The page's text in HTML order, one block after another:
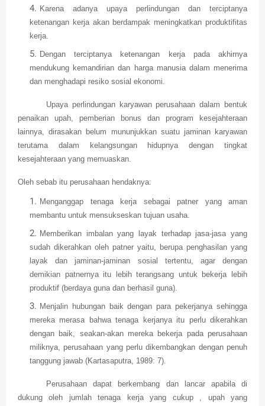
Karena adanya upaya perlindungan dan terciptanya
ketenangan kerja akan berdampak meningkatkan produktifitas
kerja.
Dengan terciptanya ketenangan kerja pada akhirnya
mendukung kemandirian dan harga manusia dalam menerima
dan menghadapi resiko sosial ekonomi.
Upaya perlindungan karyawan perusahaan dalam bentuk
penaikan upah, pemberian bonus dan program kesejahteraan
lainnya, dirasakan belum mununjukkan suatu jaminan karyawan
terutama dalam kelangsungan hidupnya dengan tingkat
kesejahteraan yang memuaskan.
Oleh sebab itu perusahaan hendaknya:
Menganggap tenaga kerja sebagai patner yang aman
membantu untuk mensukseskan tujuan usaha.
Memberikan imbalan yang layak terhadap jasa-jasa yang
sudah dikerahkan oleh patner yaitu, berupa penghasilan yang
layak dan jaminan-jaminan sosial tertentu, agar dengan
demikian patnernya itu lebih terangsang untuk bekerja lebih
produktif (berdaya guna dan berhasil guna).
Menjalin hubungan baik dengan para pekerjanya sehingga
mereka merasa bahwa tenaga kerjanya itu perlu dikerahkan
dengan baik, seakan-akan mereka bekerja pada perusahaan
miliknya, perusahaan yang perlu dikembangkan dengan penuh
tanggung jawab (Kartasaputra, 1989: 7).
Perusahaan dapat berkembang dan lancar apabila di
dukung oleh jumlah tenaga kerja yang cukup , upah yang